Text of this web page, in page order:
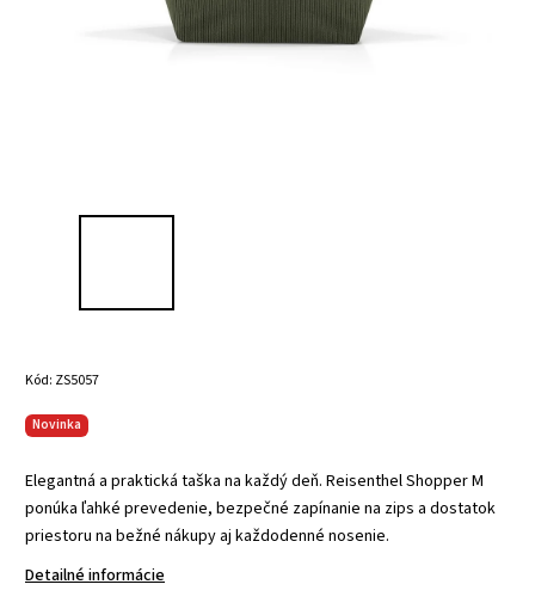
Kód: ZS5057
Novinka
Elegantná a praktická taška na každý deň. Reisenthel Shopper M
ponúka ľahké prevedenie, bezpečné zapínanie na zips a dostatok
priestoru na bežné nákupy aj každodenné nosenie.
Detailné informácie